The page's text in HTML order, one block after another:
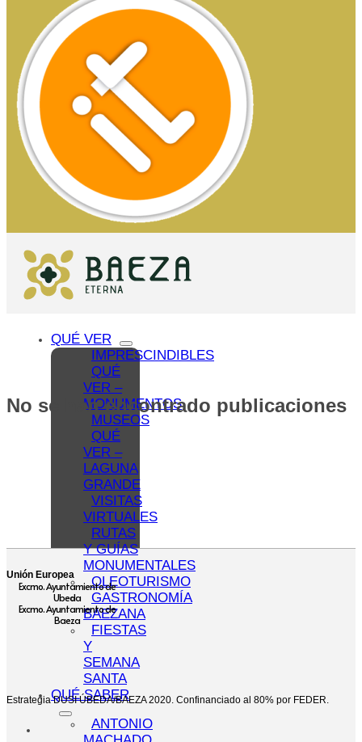
QUÉ VER
IMPRESCINDIBLES
QUÉ
VER –
MONUMENTOS
MUSEOS
QUÉ
VER –
LAGUNA
GRANDE
VISITAS
VIRTUALES
RUTAS
Y GUÍAS
MONUMENTALES
OLEOTURISMO
GASTRONOMÍA
BAEZANA
FIESTAS
Y
SEMANA
SANTA
QUÉ SABER
ANTONIO
No se han encontrado publicaciones
Unión Europea
Excmo. Ayuntamiento de
Ubeda
Excmo. Ayuntamiento de
Baeza
Estrategia DUSI ÚBEDA/BAEZA 2020. Confinanciado al 80% por FEDER.